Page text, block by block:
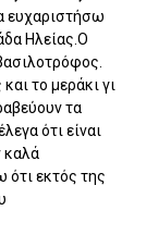
ευχαριστήσω
Ηλείας.Ο
το μεράκι γι
τα
ότι είναι
καλά
ότι εκτός της